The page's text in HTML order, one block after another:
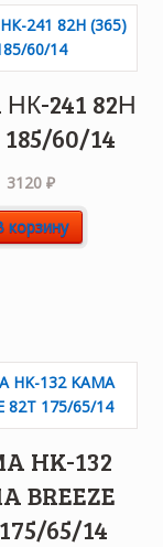
241 82Н
185/60/14
3120 ₽
корзину
HK-132
BREEZE
65/14